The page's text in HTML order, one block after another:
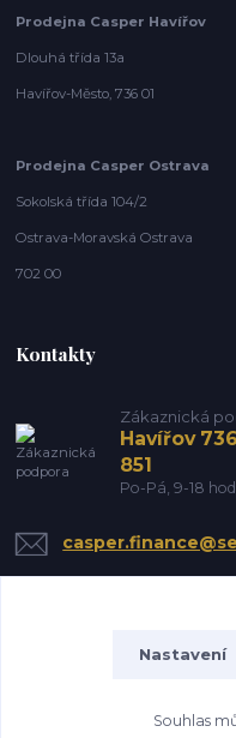
Prodejna Casper Havířov
Dlouhá třída 13a
Havířov-Město, 736 01
Prodejna Casper Ostrava
Sokolská třída 104/2
Ostrava-Moravská Ostrava
702 00
Kontakty
Zákaznická
Havířov
851
Po-Pá, 9-18
Vytvořeno
Nastavení
Souhlas